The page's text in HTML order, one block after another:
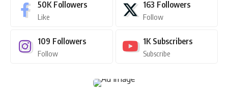
50K Followers
Like
163 Followers
Follow
109 Followers
Follow
1K Subscribers
Subscribe